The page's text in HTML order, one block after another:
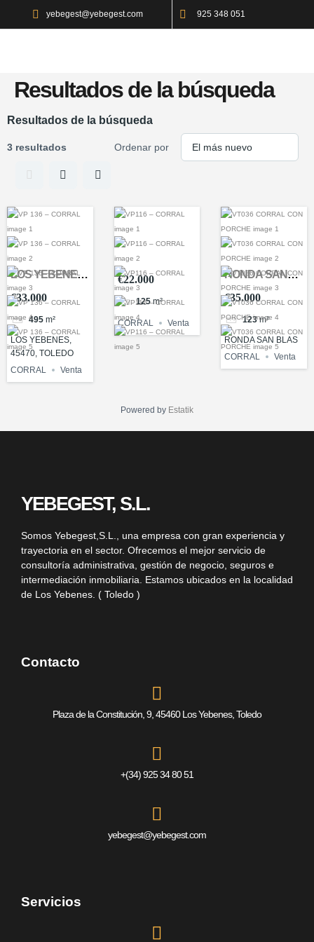
yebegest@yebegest.com 925 348 051
Resultados de la búsqueda
Resultados de la búsqueda
3 resultados Ordenar por
LOS YEBENES,
45470, TOLEDO
€33.000
495 m²
LOS YEBENES,
45470, TOLEDO
CORRAL
Venta
€22.000
125 m²
CORRAL Venta
RONDA SAN
BLAS
€35.000
123 m²
RONDA SAN BLAS
CORRAL
Venta
Powered by Estatik
YEBEGEST, S.L.
Somos Yebegest,S.L.
, una empresa con gran experiencia y
trayectoria en el sector. Ofrecemos el mejor servicio de
consultoría administrativa, gestión de negocio, seguros e
intermediación inmobiliaria. Estamos ubicados en la localidad
de Los Yebenes. ( Toledo )
Contacto
Plaza de la Constitución, 9, 45460 Los Yebenes, Toledo
+(34) 925 34 80 51
yebegest@yebegest.com
Servicios